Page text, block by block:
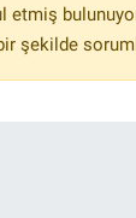
etmiş
şekilde